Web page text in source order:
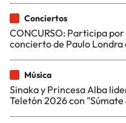
Conciertos
CONCURSO: Participa
concierto de Paulo Londra
Música
Sinaka y Princesa Alba
Teletón 2026 con "Súmate